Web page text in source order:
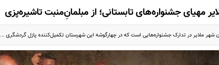
مهیای جشنواره‌های تابستانی؛ از مبلمانِ‌منبت تاشیره‌پزی
شهر ملایر در تدارک جشنواره‌هایی است که در چهارگوشه این شهرستان تکمیل‌کننده پازل گردشگری ...